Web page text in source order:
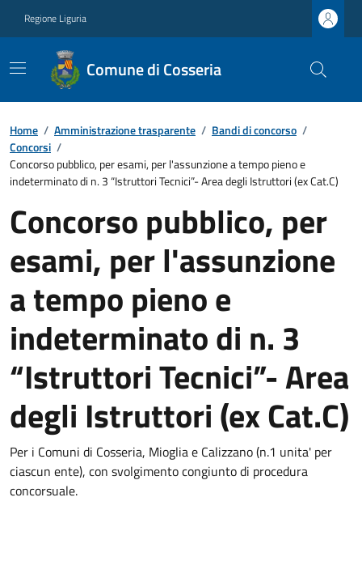
Regione Liguria
Comune di Cosseria
Home / Amministrazione trasparente / Bandi di concorso /
Concorsi /
Concorso pubblico, per esami, per l'assunzione a tempo pieno e
indeterminato di n. 3 “Istruttori Tecnici”- Area degli Istruttori (ex Cat.C)
Concorso pubblico, per
esami, per l'assunzione
a tempo pieno e
indeterminato di n. 3
“Istruttori Tecnici”- Area
degli Istruttori (ex Cat.C)
Per i Comuni di Cosseria, Mioglia e Calizzano (n.1 unita' per
ciascun ente), con svolgimento congiunto di procedura
concorsuale.